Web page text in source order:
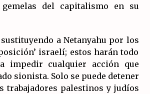
gemelas del capitalismo en su
a Netanyahu por los
israelí; estos harán todo
impedir cualquier acción que
sionista. Solo se puede detener
trabajadores palestinos y judíos